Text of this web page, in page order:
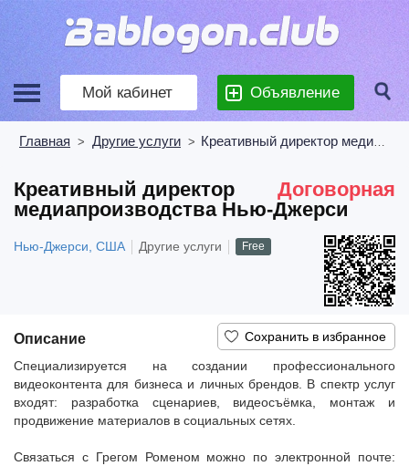
Мой кабинет Объявление
Главная > Другие услуги > Креативный директор медиапроизводства Нью-Джерси
Договорная
Креативный директор
медиапроизводства Нью-Джерси
Нью-Джерси, США Другие услуги Free
Описание
Специализируется на создании профессионального
видеоконтента для бизнеса и личных брендов. В спектр услуг
входят: разработка сценариев, видеосъёмка, монтаж и
продвижение материалов в социальных сетях.
Связаться с Грегом Роменом можно по электронной почте: